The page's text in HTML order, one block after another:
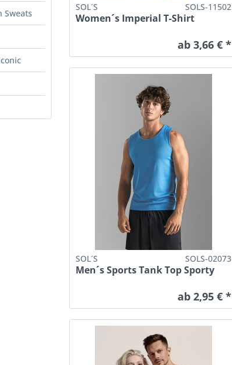
Sweats
SOL´S SOLS-11502
Women´s Imperial T-Shirt
ab 3,66 € *
SOL´S SOLS-02073
Men´s Sports Tank Top Sporty
ab 2,95 € *